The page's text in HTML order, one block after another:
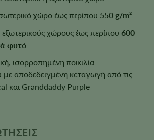
χώρο έως περίπου 550 g/m²
χώρους έως περίπου 600
φυτό
ισορροπημένη ποικιλία
αποδεδειγμένη καταγωγή από τις
και Granddaddy Purple